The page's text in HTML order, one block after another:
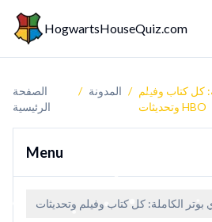
HogwartsHouseQuiz.com
الصفحة
الرئيسية
/ المدونة / كل كتاب وفيلم
وتحديثات HBO
Menu